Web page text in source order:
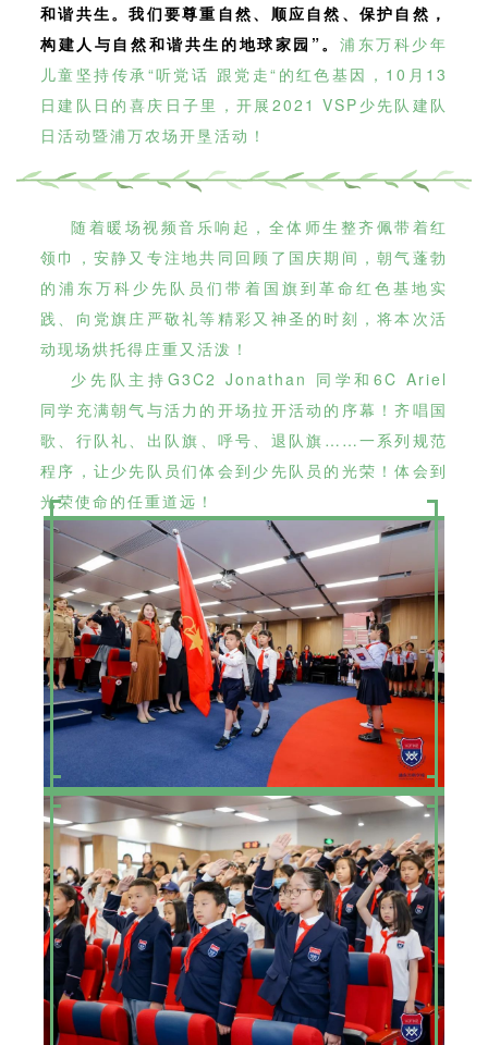
和谐共生。我们要尊重自然、顺应自然、保护自然，
构建人与自然和谐共生的地球家园 ”。浦东万科少年
儿童坚持传承“听党话 跟党走“的红色基因，10月13
日建队日的喜庆日子里，开展2021 VSP少先队建队
日活动暨浦万农场开垦活动！
随着暖场视频音乐响起，全体师生整齐佩带着红
领巾，安静又专注地共同回顾了国庆期间，朝气蓬勃
的浦东万科少先队员们带着国旗到革命红色基地实
践、向党旗庄严敬礼等精彩又神圣的时刻，将本次活
动现场烘托得庄重又活泼！
少先队主持G3C2 Jonathan 同学和6C Ariel
同学充满朝气与活力的开场拉开活动的序幕！齐唱国
歌、行队礼、出队旗、呼号、退队旗……一系列规范
程序，让少先队员们体会到少先队员的光荣！体会到
光荣使命的任重道远！